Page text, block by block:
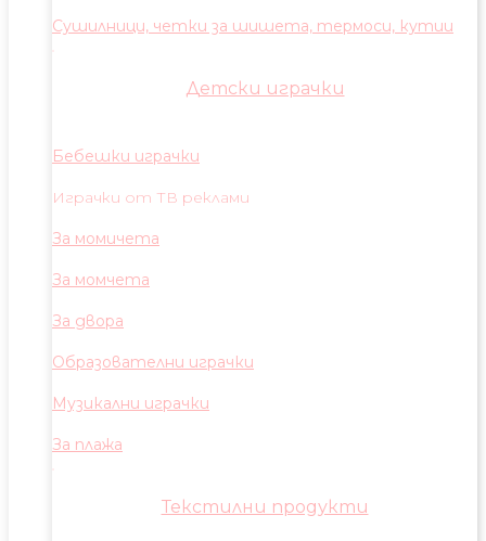
Сушилници, четки за шишета, термоси, кутии
Детски играчки
Бебешки играчки
Играчки от ТВ реклами
За момичета
За момчета
За двора
Образователни играчки
Музикални играчки
За плажа
Текстилни продукти